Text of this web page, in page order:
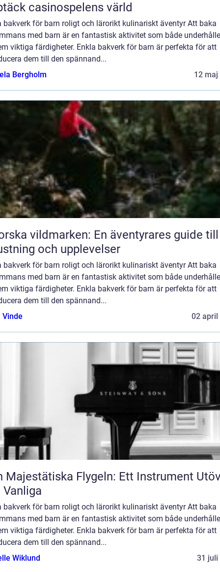
casinospelens värld
bakverk för barn roligt och lärorikt kulinariskt äventyr Att baka
med barn är en fantastisk aktivitet som både
viktiga färdigheter. Enkla bakverk för barn är perfekta för att
dem till den spännand...
Bergholm
12 maj
vildmarken: En äventyrares guide till
och upplevelser
bakverk för barn roligt och lärorikt kulinariskt äventyr Att baka
med barn är en fantastisk aktivitet som både
viktiga färdigheter. Enkla bakverk för barn är perfekta för att
dem till den spännand...
Vinde
02 april
Majestätiska Flygeln: Ett Instrument
Vanliga
bakverk för barn roligt och lärorikt kulinariskt äventyr Att baka
med barn är en fantastisk aktivitet som både
viktiga färdigheter. Enkla bakverk för barn är perfekta för att
dem till den spännand...
Wiklund
31 juli